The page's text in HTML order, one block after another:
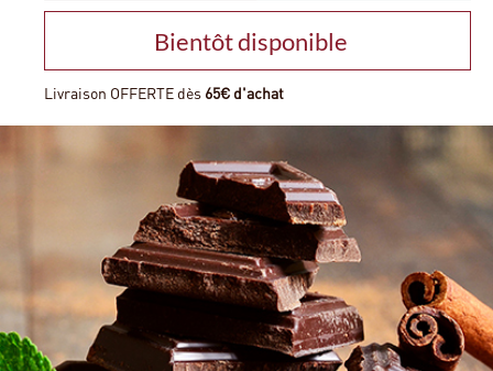
Bientôt disponible
Livraison OFFERTE dès 65€ d'achat